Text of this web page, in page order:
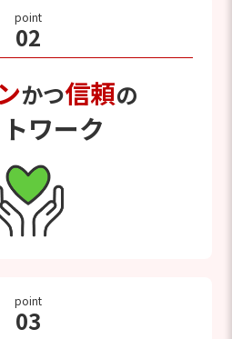
point
02
かつ信頼の
ワーク
point
03